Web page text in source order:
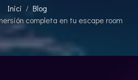
SAMURAI
Inici
Blog
completa en tu escape room